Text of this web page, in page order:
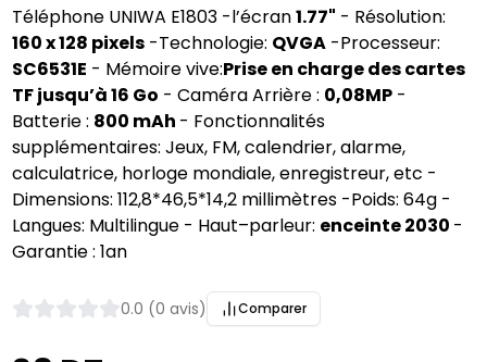
Téléphone UNIWA E1803 -l’écran1.77" - Résolution:
160 x 128 pixels -Technologie: QVGA -Processeur:
SC6531E - Mémoire vive:Prise en charge des cartes
TF jusqu’à 16 Go - Caméra Arrière : 0,08MP -
Batterie : 800 mAh - Fonctionnalités
supplémentaires: Jeux, FM, calendrier, alarme,
calculatrice, horloge mondiale, enregistreur, etc -
Dimensions: 112,8*46,5*14,2 millimètres -Poids: 64g -
Langues: Multilingue - Haut–parleur: enceinte 2030 -
Garantie : 1an
0.0 (0 avis) Comparer